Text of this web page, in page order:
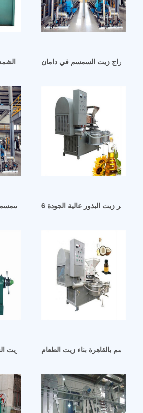
آلة استخلاص زيت عباد
استخراج زيت السمسم في دامان
خط إنتاج زيت السمسم
مصنع توريد ماكينة عصر
بالقاهرة بناء زيت الطعام